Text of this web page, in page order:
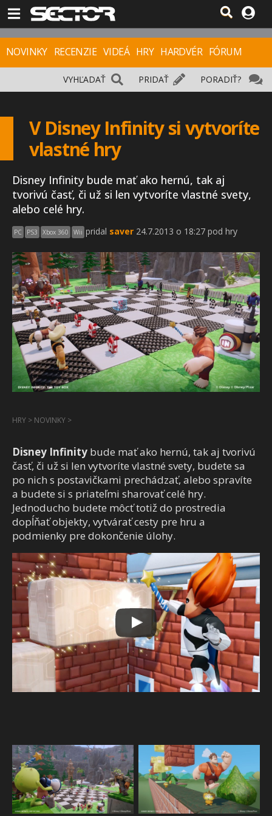
NOVINKY RECENZIE VIDEÁ HRY HARDVÉR FÓRUM
PORADIŤ?
PRIDAŤ
VYHĽADAŤ
V Disney Infinity si vytvoríte
vlastné hry
Disney Infinity bude mať ako hernú, tak aj
tvorivú časť, či už si len vytvoríte vlastné svety,
alebo celé hry.
PC PS3 Xbox 360 Wii pridal saver 24.7.2013 o 18:27 pod hry
HRY > NOVINKY >
Disney Infinity bude mať ako hernú, tak aj tvorivú
časť, či už si len vytvoríte vlastné svety, budete sa
po nich s postavičkami prechádzať, alebo spravíte
a budete si s priateľmi sharovať celé hry.
Jednoducho budete môcť totiž do prostredia
dopĺňať objekty, vytvárať cesty pre hru a
podmienky pre dokončenie úlohy.